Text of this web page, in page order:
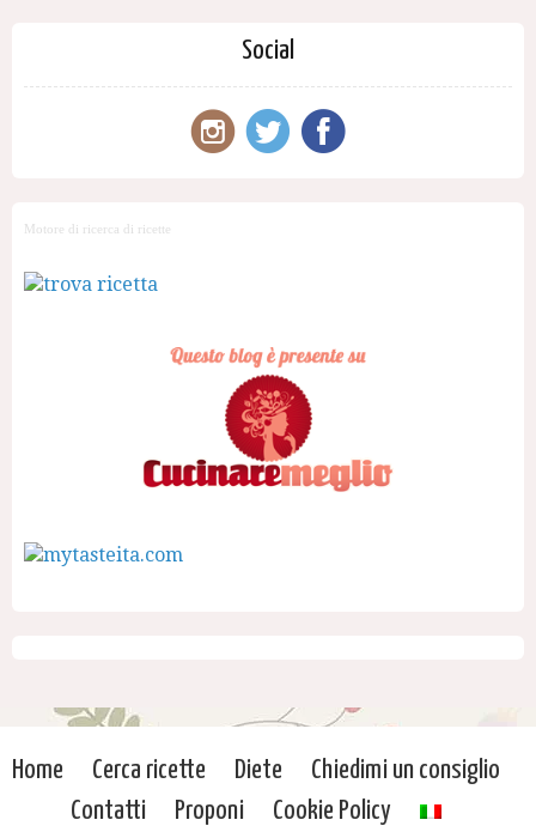
Social
Motore di ricerca di ricette
Home Cerca ricette Diete
Chiedimi un consiglio
Contatti
Proponi Cookie Policy